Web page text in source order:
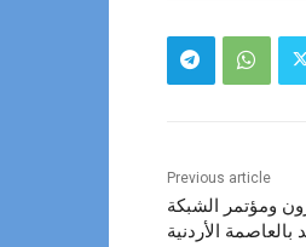
Previous article
ومؤتمر الشبكة
الأردنية